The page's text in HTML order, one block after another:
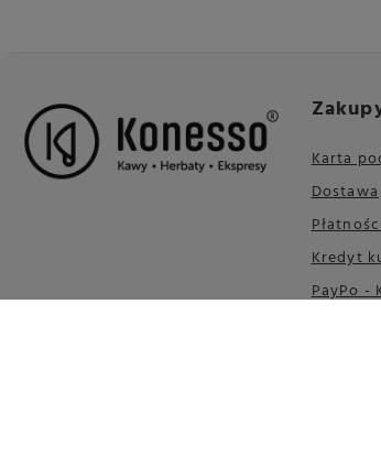
Karta
Dostawa
Kredyt
PayPo -